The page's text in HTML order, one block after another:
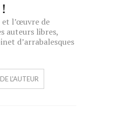
!
l’œuvre de
auteurs libres,
d’arrabalesques
L'AUTEUR